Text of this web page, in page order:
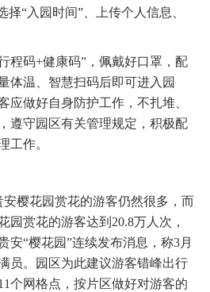
择“入园时间”、上传个人信息、
程码+健康码”，佩戴好口罩，配
体温、智慧扫码后即可进入园
应做好自身防护工作，不扎堆、
遵守园区有关管理规定，积极配
工作。
樱花园赏花的游客仍然很多，而
园赏花的游客达到20.8万人次，
安“樱花园”连续发布消息，称3月
员。园区为此建议游客错峰出行
个网格点，按片区做好对游客的